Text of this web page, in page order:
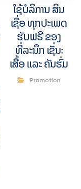
ໃຊ້ບໍລິການ ສິນ
ເຊື່ອ ທຸກປະເພດ
ຮັບຟຣີ ຂອງ
ທີ່ລະນຶກ ເຊັ່ນ:
ເສື້ອ ແລະ ຄັນຮົ່ມ
Promotion